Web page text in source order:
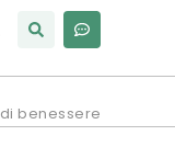
benessere